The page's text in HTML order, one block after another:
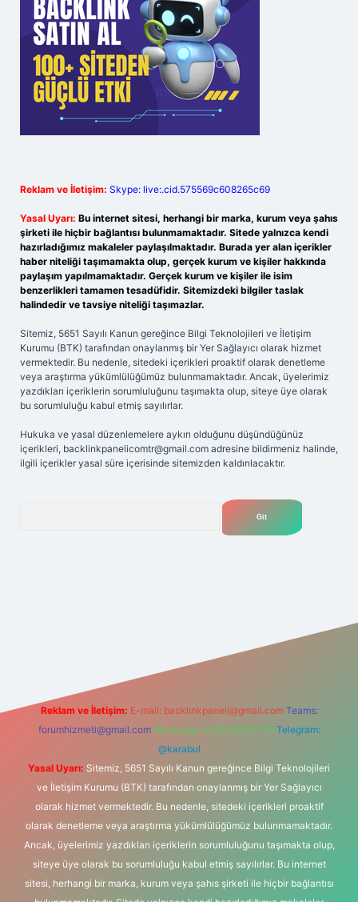
Reklam ve İletişim: Skype: live:.cid.575569c608265c69
Yasal Uyarı: Bu internet sitesi, herhangi bir marka, kurum veya şahıs
şirketi ile hiçbir bağlantısı bulunmamaktadır. Sitede yalnızca kendi
hazırladığımız makaleler paylaşılmaktadır. Burada yer alan içerikler
haber niteliği taşımamakta olup, gerçek kurum ve kişiler hakkında
paylaşım yapılmamaktadır. Gerçek kurum ve kişiler ile isim
benzerlikleri tamamen tesadüfidir. Sitemizdeki bilgiler taslak
halindedir ve tavsiye niteliği taşımazlar.
Sitemiz, 5651 Sayılı Kanun gereğince Bilgi Teknolojileri ve İletişim
Kurumu (BTK) tarafından onaylanmış bir Yer Sağlayıcı olarak hizmet
vermektedir. Bu nedenle, sitedeki içerikleri proaktif olarak denetleme
veya araştırma yükümlülüğümüz bulunmamaktadır. Ancak, üyelerimiz
yazdıkları içeriklerin sorumluluğunu taşımakta olup, siteye üye olarak
bu sorumluluğu kabul etmiş sayılırlar.
Hukuka ve yasal düzenlemelere aykırı olduğunu düşündüğünüz
içerikleri, backlinkpanelicomtr@gmail.com adresine bildirmeniz halinde,
ilgili içerikler yasal süre içerisinde sitemizden kaldırılacaktır.
Reklam ve İletişim: E-mail: backlinkpaneli@gmail.com Teams:
forumhizmeti@gmail.com Whatsapp: 0262 606 0 726 Telegram:
@karabul
Yasal Uyarı: Sitemiz, 5651 Sayılı Kanun gereğince Bilgi Teknolojileri
ve İletişim Kurumu (BTK) tarafından onaylanmış bir Yer Sağlayıcı
olarak hizmet vermektedir. Bu nedenle, sitedeki içerikleri proaktif
olarak denetleme veya araştırma yükümlülüğümüz bulunmamaktadır.
Ancak, üyelerimiz yazdıkları içeriklerin sorumluluğunu taşımakta olup,
siteye üye olarak bu sorumluluğu kabul etmiş sayılırlar. Bu internet
sitesi, herhangi bir marka, kurum veya şahıs şirketi ile hiçbir bağlantısı